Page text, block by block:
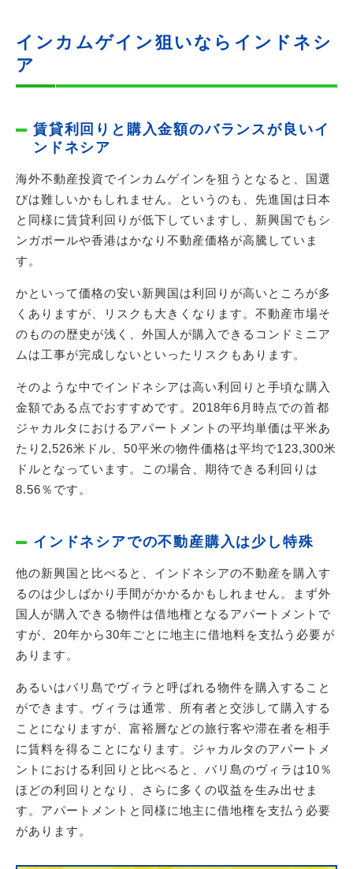
インカムゲイン狙いならインドネシ
ア
賃貸利回りと購入金額のバランスが良いイ
ンドネシア
海外不動産投資でインカムゲインを狙うとなると、国選
びは難しいかもしれません。というのも、先進国は日本
と同様に賃貸利回りが低下していますし、新興国でもシ
ンガポールや香港はかなり不動産価格が高騰していま
す。
かといって価格の安い新興国は利回りが高いところが多
くありますが、リスクも大きくなります。不動産市場そ
のものの歴史が浅く、外国人が購入できるコンドミニア
ムは工事が完成しないといったリスクもあります。
そのような中でインドネシアは高い利回りと手頃な購入
金額である点でおすすめです。2018年6月時点での首都
ジャカルタにおけるアパートメントの平均単価は平米あ
たり2,526米ドル、50平米の物件価格は平均で123,300米
ドルとなっています。この場合、期待できる利回りは
8.56％です。
インドネシアでの不動産購入は少し特殊
他の新興国と比べると、インドネシアの不動産を購入す
るのは少しばかり手間がかかるかもしれません。まず外
国人が購入できる物件は借地権となるアパートメントで
すが、20年から30年ごとに地主に借地料を支払う必要が
あります。
あるいはバリ島でヴィラと呼ばれる物件を購入すること
ができます。ヴィラは通常、所有者と交渉して購入する
ことになりますが、富裕層などの旅行客や滞在者を相手
に賃料を得ることになります。ジャカルタのアパートメ
ントにおける利回りと比べると、バリ島のヴィラは10％
ほどの利回りとなり、さらに多くの収益を生み出せま
す。アパートメントと同様に地主に借地権を支払う必要
があります。